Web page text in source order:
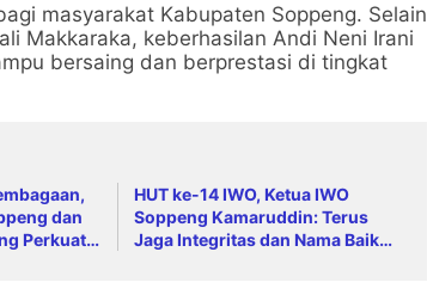
masyarakat Kabupaten Soppeng. Selain
Makkaraka, keberhasilan Andi Neni Irani
bersaing dan berprestasi di tingkat
dan
Perkuat
HUT ke-14 IWO, Ketua IWO
Soppeng Kamaruddin: Terus
Jaga Integritas dan Nama Baik